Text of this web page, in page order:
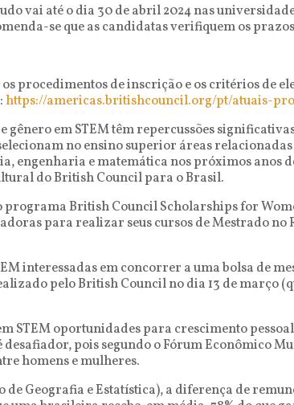
vai até o dia 30 de abril 2024 nas
se que as candidatas verifiquem os
procedimentos de inscrição e os critérios de
https://americas.britishcouncil.org/pt/atuais-
gênero em STEM têm repercussões
no ensino superior áreas
engenharia e matemática nos próximos anos
do British Council para o Brasil.
programa British Council Scholarships for
para realizar seus cursos de Mestrado
interessadas em concorrer a uma bolsa de
pelo British Council no dia 13 de março
STEM oportunidades para crescimento
pois segundo o Fórum Econômico
homens e mulheres.
Geografia e Estatística), a diferença de